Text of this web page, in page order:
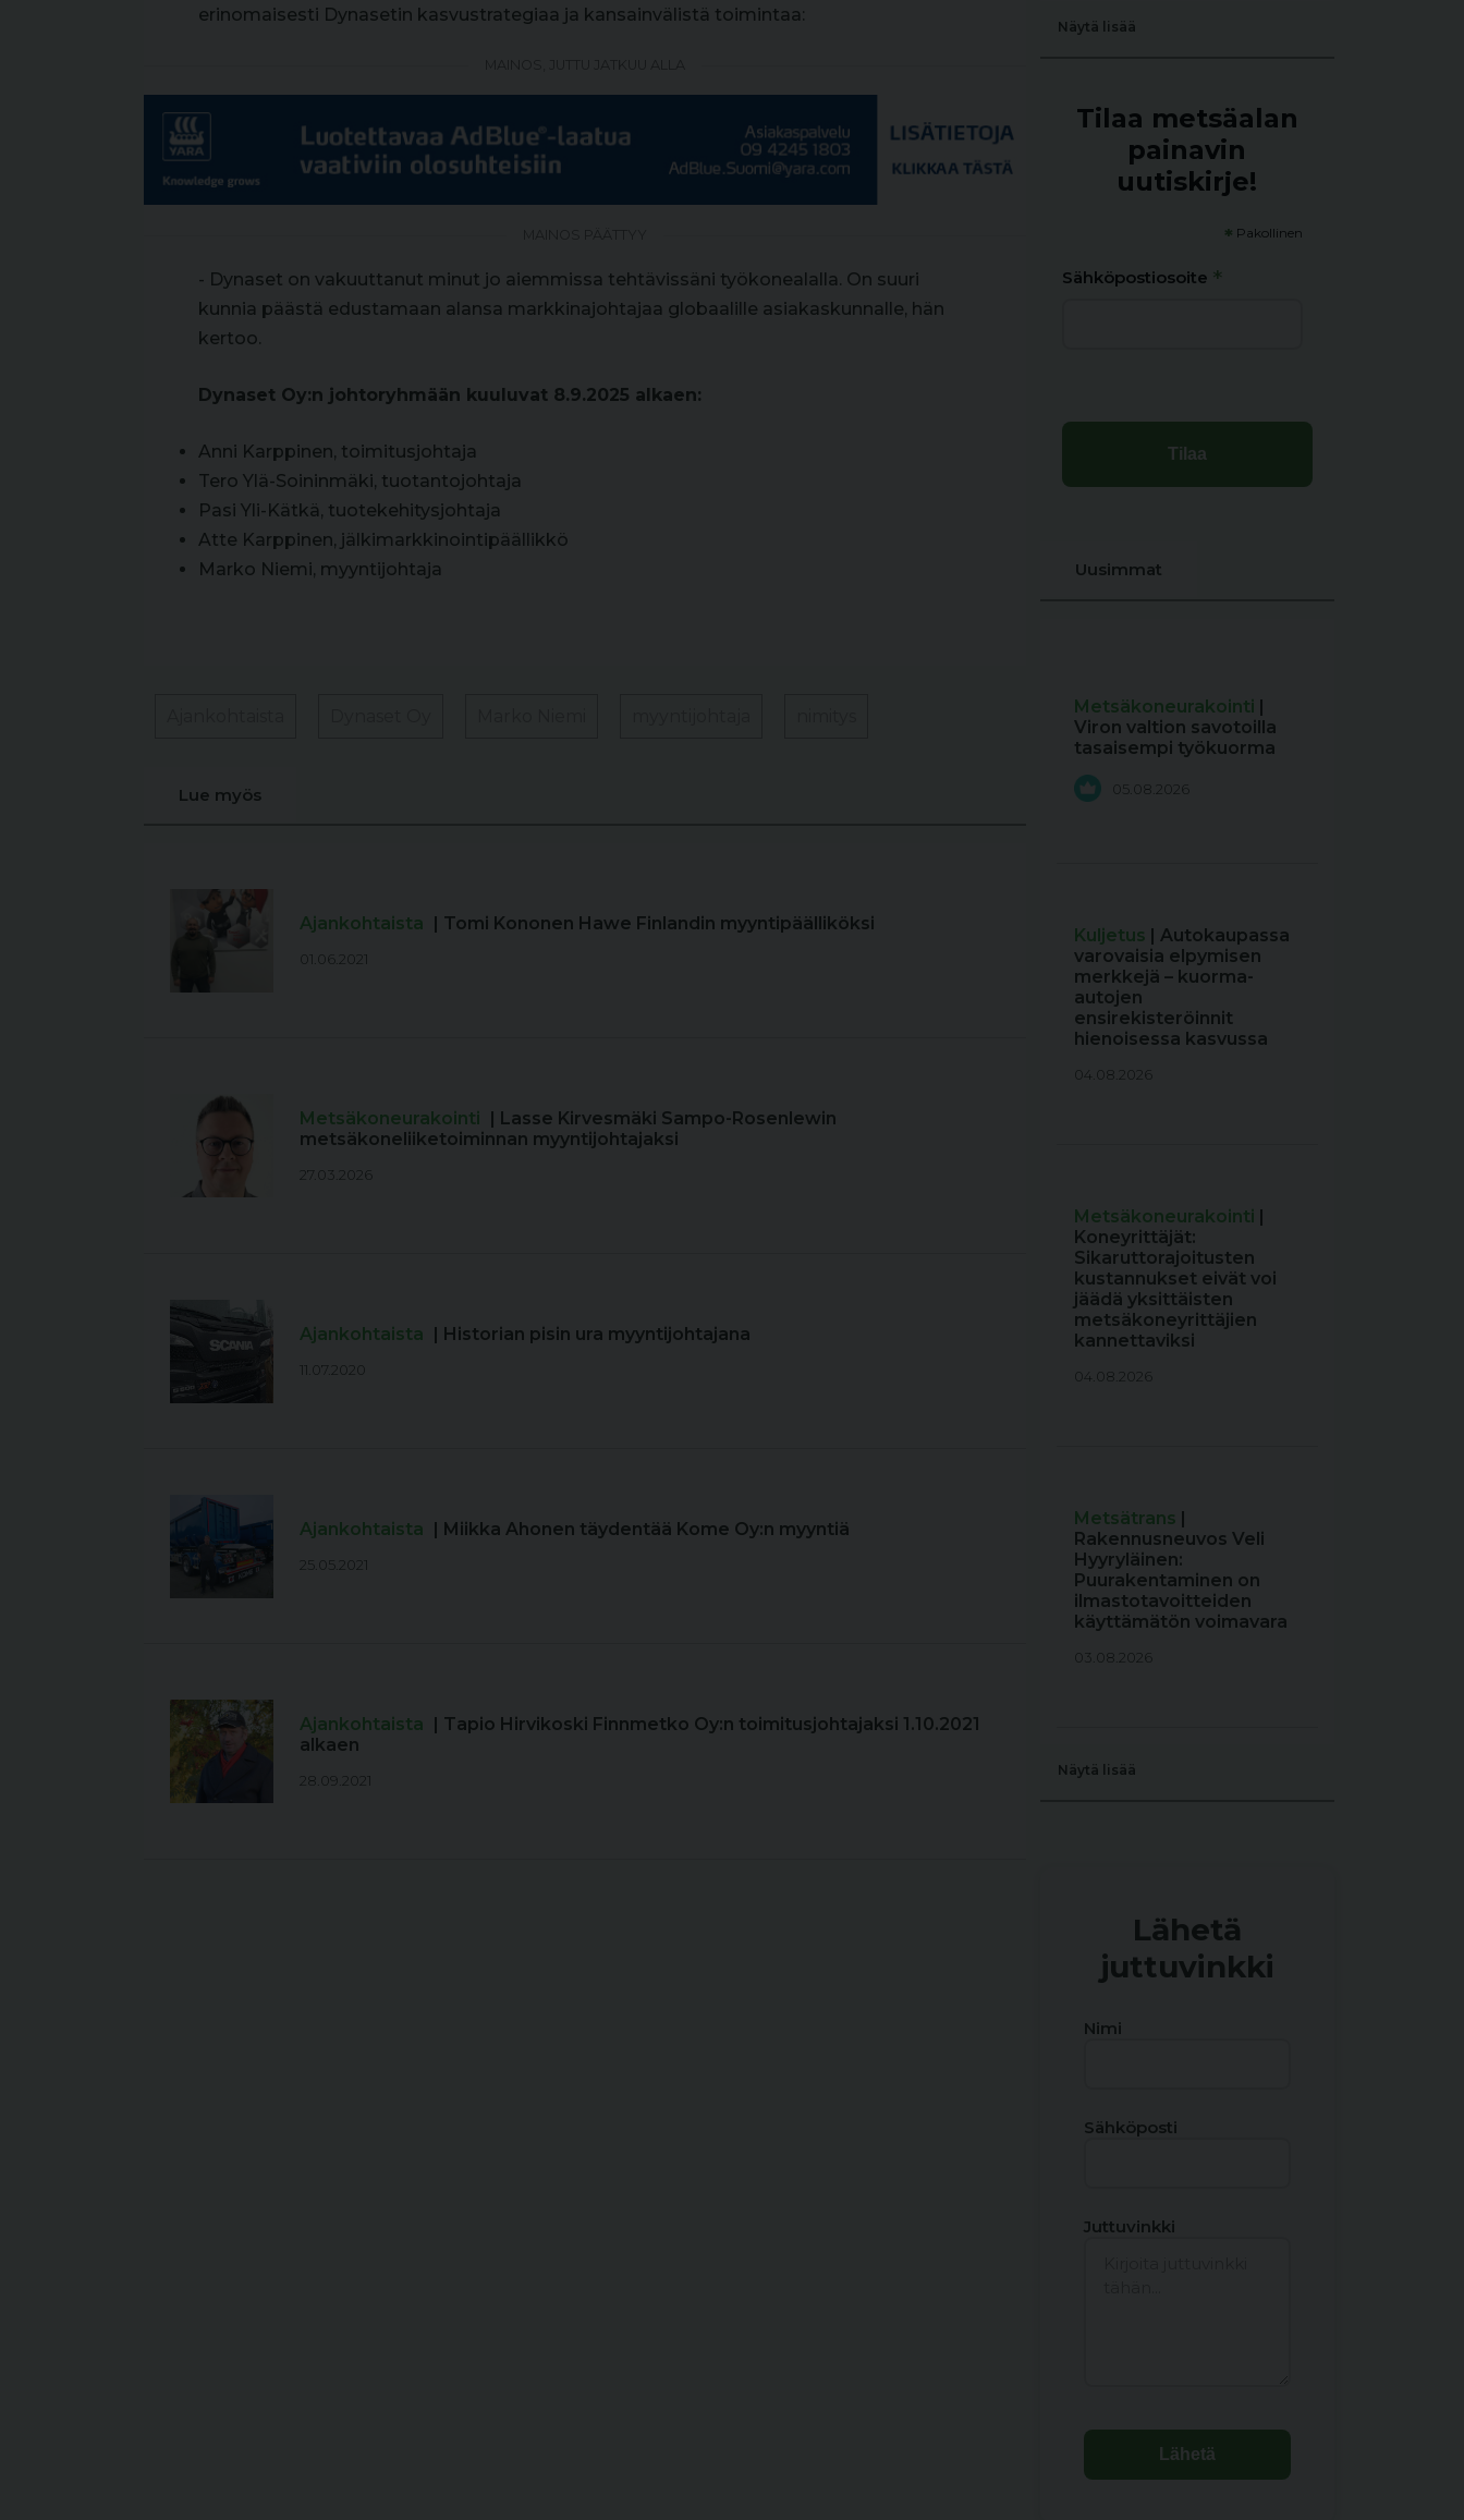
erinomaisesti Dynasetin kasvustrategiaa ja kansainvälistä toimintaa:
- Dynaset on vakuuttanut minut jo aiemmissa tehtävissäni työkonealalla. On suuri
kunnia päästä edustamaan alansa markkinajohtajaa globaalille asiakaskunnalle, hän
kertoo.
Dynaset Oy:n johtoryhmään kuuluvat 8.9.2025 alkaen:
Anni Karppinen, toimitusjohtaja
Tero Ylä-Soininmäki, tuotantojohtaja
Pasi Yli-Kätkä, tuotekehitysjohtaja
Atte Karppinen, jälkimarkkinointipäällikkö
Marko Niemi, myyntijohtaja
Lue myös
Ajankohtaista | Tomi Kononen Hawe Finlandin myyntipäälliköksi
01.06.2021
Metsäkoneurakointi
| Lasse Kirvesmäki Sampo-Rosenlewin
metsäkoneliiketoiminnan myyntijohtajaksi
27.03.2026
Ajankohtaista | Historian pisin ura myyntijohtajana
11.07.2020
Ajankohtaista | Miikka Ahonen täydentää Kome Oy:n myyntiä
25.05.2021
Ajankohtaista
| Tapio Hirvikoski Finnmetko Oy:n toimitusjohtajaksi 1.10.2021
alkaen
28.09.2021
Näytä lisää
Tilaa metsäalan
painavin
uutiskirje!
* Pakollinen
Sähköpostiosoite *
Uusimmat
Metsäkoneurakointi |
Viron valtion savotoilla
tasaisempi työkuorma
05.08.2026
Kuljetus | Autokaupassa
varovaisia elpymisen
merkkejä – kuorma-
autojen
ensirekisteröinnit
hienoisessa kasvussa
04.08.2026
Metsäkoneurakointi |
Koneyrittäjät:
Sikaruttorajoitusten
kustannukset eivät voi
jäädä yksittäisten
metsäkoneyrittäjien
kannettaviksi
04.08.2026
Metsätrans |
Rakennusneuvos Veli
Hyyryläinen:
Puurakentaminen on
ilmastotavoitteiden
käyttämätön voimavara
03.08.2026
Näytä lisää
Lähetä
juttuvinkki
Nimi
Sähköposti
Juttuvinkki
Lähetä